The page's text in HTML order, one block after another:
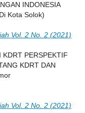
INDONESIA
Kota Solok)
Vol. 2 No. 2 (2021)
KDRT PERSPEKTIF
KDRT DAN
Vol. 2 No. 2 (2021)